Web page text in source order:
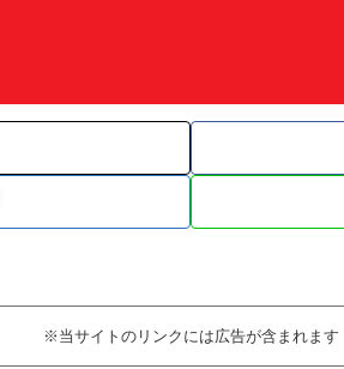
※当サイトのリンクには広告が含まれます